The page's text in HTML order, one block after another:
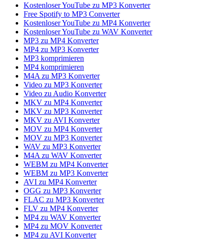
Kostenloser YouTube zu MP3 Konverter
Free Spotify to MP3 Converter
Kostenloser YouTube zu MP4 Konverter
Kostenloser YouTube zu WAV Konverter
MP3 zu MP4 Konverter
MP4 zu MP3 Konverter
MP3 komprimieren
MP4 komprimieren
M4A zu MP3 Konverter
Video zu MP3 Konverter
Video zu Audio Konverter
MKV zu MP4 Konverter
MKV zu MP3 Konverter
MKV zu AVI Konverter
MOV zu MP4 Konverter
MOV zu MP3 Konverter
WAV zu MP3 Konverter
M4A zu WAV Konverter
WEBM zu MP4 Konverter
WEBM zu MP3 Konverter
AVI zu MP4 Konverter
OGG zu MP3 Konverter
FLAC zu MP3 Konverter
FLV zu MP4 Konverter
MP4 zu WAV Konverter
MP4 zu MOV Konverter
MP4 zu AVI Konverter